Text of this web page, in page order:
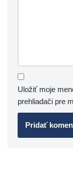
Uložiť moje
prehliadači pre